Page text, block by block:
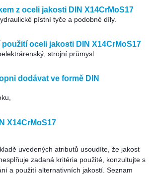
z oceli jakosti DIN X14CrMoS17
pístní tyče a podobné díly.
oceli jakosti DIN X14CrMoS17
strojní průmysl
dodávat ve formě DIN
X14CrMoS17
uvedených atributů usoudíte, že jakost
zadaná kritéria použité, konzultujte s
a použití alternativních jakostí. Seznam